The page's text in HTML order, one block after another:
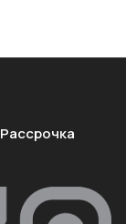
Рассрочка